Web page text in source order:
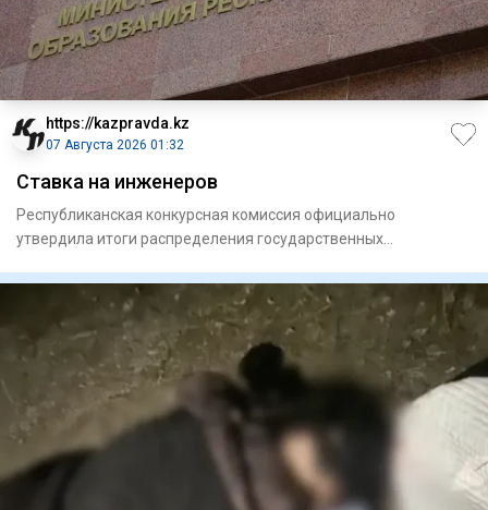
https://kazpravda.kz
07 Августа 2026 01:32
Ставка на инженеров
Республиканская конкурсная комиссия официально
утвердила итоги распределения государственных